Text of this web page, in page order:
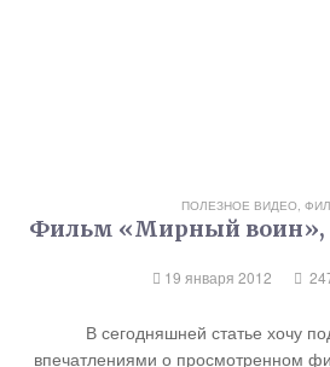
ПОЛЕЗНОЕ ВИДЕО,
Фильм «Мирный воин»,
19 января 2012
В сегодняшней статье хочу
впечатлениями о просмотренном